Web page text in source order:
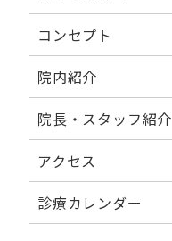
コンセプト
院内紹介
院長・スタッフ紹介
アクセス
診療カレンダー